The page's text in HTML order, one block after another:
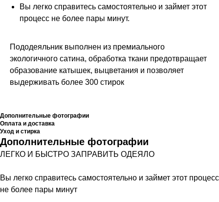
Вы легко справитесь самостоятельно и займет этот
процесс не более пары минут.
Пододеяльник выполнен из премиального
экологичного сатина, обработка ткани предотвращает
образование катышек, выцветания и позволяет
выдерживать более 300 стирок
Дополнительные фотографии
Оплата и доставка
Уход и стирка
Дополнительные фотографии
ЛЕГКО И БЫСТРО ЗАПРАВИТЬ ОДЕЯЛО
Вы легко справитесь самостоятельно и займет этот процесс
не более пары минут